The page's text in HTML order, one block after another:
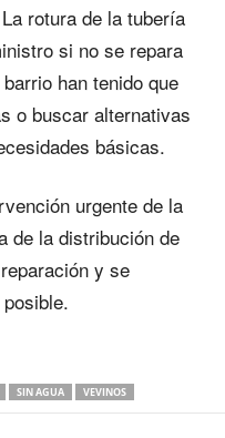
rotura de la tubería
si no se repara
han tenido que
o buscar alternativas
básicas.
urgente de la
de la distribución de
y se
SIN AGUA VEVINOS